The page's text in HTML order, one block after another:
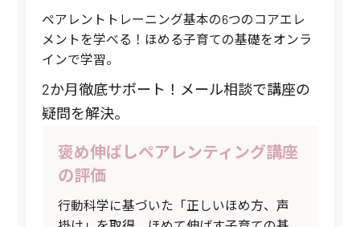
ペアレントトレーニング基本の6つのコアエレ
メントを学べる！ほめる子育ての基礎をオンラ
インで学習。
2か月徹底サポート！メール相談で講座の
疑問を解決。
褒め伸ばしペアレンティング講座
の評価
行動科学に基づいた「正しいほめ方、声